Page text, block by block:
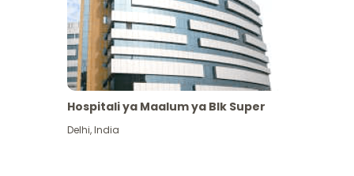
Hospitali ya Maalum ya Blk Super
Delhi,India